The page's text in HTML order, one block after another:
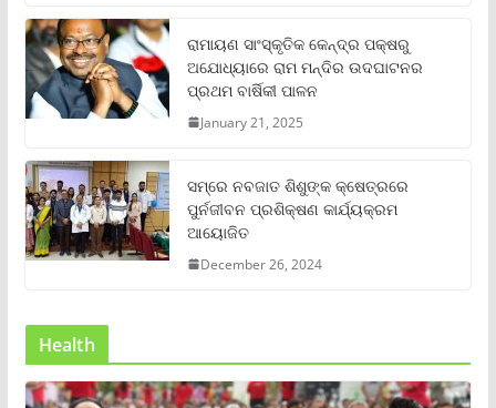
ରାମାୟଣ ସାଂସ୍କୃତିକ କେନ୍ଦ୍ର ପକ୍ଷରୁ
ଅଯୋଧ୍ୟାରେ ରାମ ମନ୍ଦିର ଉଦଘାଟନର
ପ୍ରଥମ ବାର୍ଷିକୀ ପାଳନ
January 21, 2025
ସମ୍‌ରେ ନବଜାତ ଶିଶୁଙ୍କ କ୍ଷେତ୍ରରେ
ପୁର୍ନଜୀବନ ପ୍ରଶିକ୍ଷଣ କାର୍ଯ୍ୟକ୍ରମ
ଆୟୋଜିତ
December 26, 2024
Health